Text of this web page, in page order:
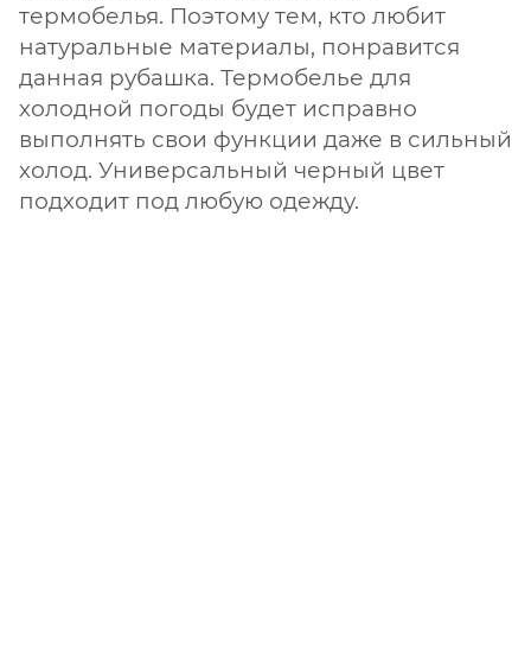
термобелья. Поэтому тем, кто любит
натуральные материалы, понравится
данная рубашка. Термобелье для
холодной погоды будет исправно
выполнять свои функции даже в сильный
холод. Универсальный черный цвет
подходит под любую одежду.